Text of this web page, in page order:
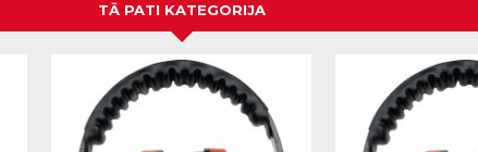
TĀ PATI KATEGORIJA